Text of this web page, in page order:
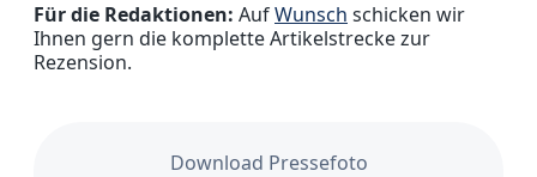
Für die Redaktionen: AufWunsch schicken wir
Ihnen gern die komplette Artikelstrecke zur
Rezension.
Download Pressefoto